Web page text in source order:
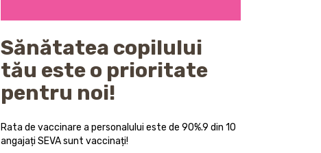
Sănătatea copilului
tău este o prioritate
pentru noi!
Rata de vaccinare a personalului este de 90%.9 din 10
angajați SEVA sunt vaccinați!